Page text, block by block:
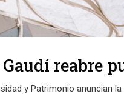
reabre
y Patrimonio anuncian